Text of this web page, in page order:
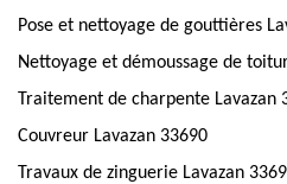
Pose et nettoyage de gouttières
Nettoyage et démoussage de
Traitement de charpente Lavazan
Couvreur Lavazan 33690
Travaux de zinguerie Lavazan